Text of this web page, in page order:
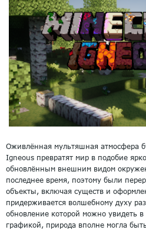
Оживлённая мультяшная атмосфера
Igneous превратят мир в подобие
обновлённым внешним видом
последнее время, поэтому были
объекты, включая существ и
придерживается волшебному духу
обновление которой можно увидеть
графикой, природа вполне могла